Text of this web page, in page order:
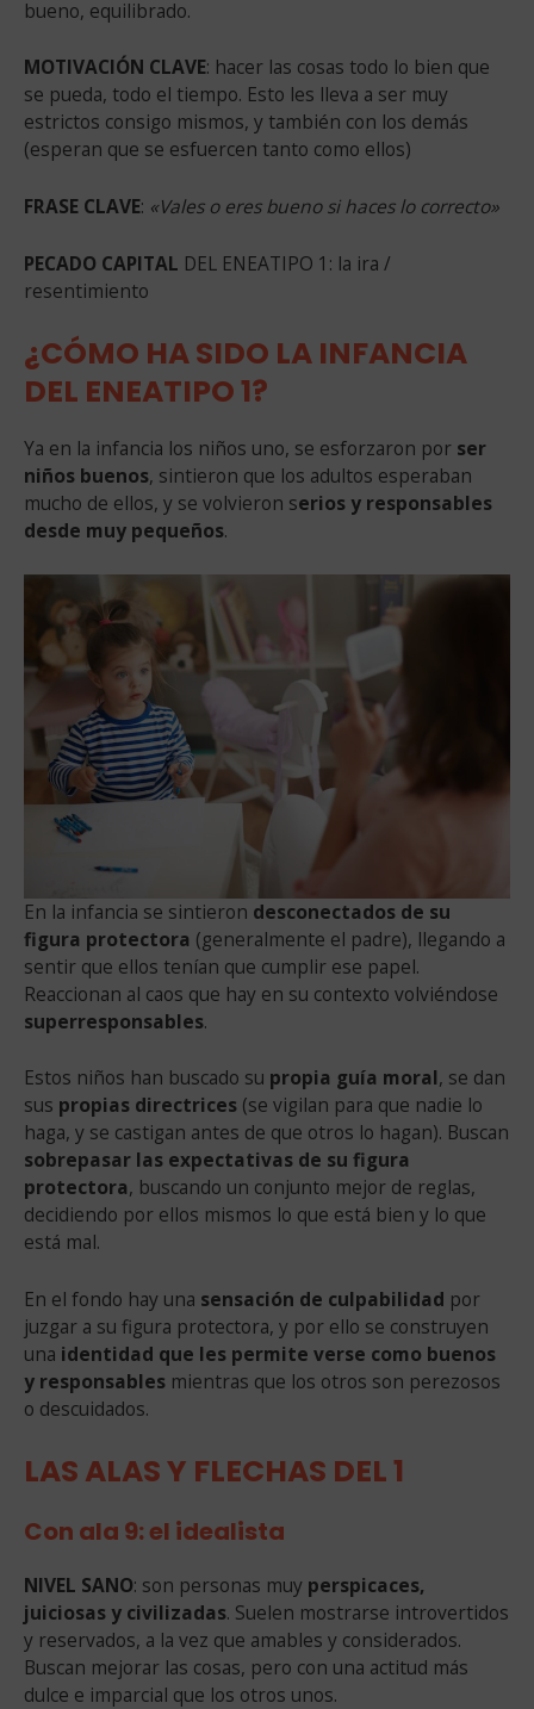
bueno, equilibrado.
MOTIVACIÓN CLAVE: hacer las cosas todo lo bien que
se pueda, todo el tiempo. Esto les lleva a ser muy
estrictos consigo mismos, y también con los demás
(esperan que se esfuercen tanto como ellos)
FRASE CLAVE: «Vales o eres bueno si haces lo correcto»
PECADO CAPITAL DEL ENEATIPO 1: la ira /
resentimiento
¿CÓMO HA SIDO LA INFANCIA
DEL ENEATIPO 1?
Ya en la infancia los niños uno, se esforzaron por ser
niños buenos, sintieron que los adultos esperaban
mucho de ellos, y se volvieron serios y responsables
desde muy pequeños.
En la infancia se sintieron desconectados de su
figura protectora (generalmente el padre), llegando a
sentir que ellos tenían que cumplir ese papel.
Reaccionan al caos que hay en su contexto volviéndose
superresponsables.
Estos niños han buscado su propia guía moral, se dan
sus propias directrices (se vigilan para que nadie lo
haga, y se castigan antes de que otros lo hagan). Buscan
sobrepasar las expectativas de su figura
protectora, buscando un conjunto mejor de reglas,
decidiendo por ellos mismos lo que está bien y lo que
está mal.
En el fondo hay una sensación de culpabilidad por
juzgar a su figura protectora, y por ello se construyen
una identidad que les permite verse como buenos
y responsables mientras que los otros son perezosos
o descuidados.
LAS ALAS Y FLECHAS DEL 1
Con ala 9: el idealista
NIVEL SANO: son personas muy perspicaces,
juiciosas y civilizadas. Suelen mostrarse introvertidos
y reservados, a la vez que amables y considerados.
Buscan mejorar las cosas, pero con una actitud más
dulce e imparcial que los otros unos.